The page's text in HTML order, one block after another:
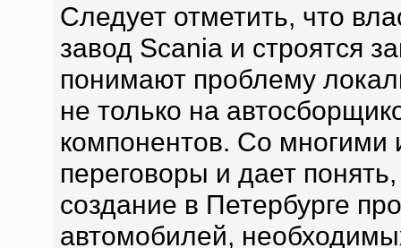
Следует отметить, что
завод Scania и строятся
понимают проблему
не только на
компонентов. Со
переговоры и дает
создание в Петербурге
автомобилей,